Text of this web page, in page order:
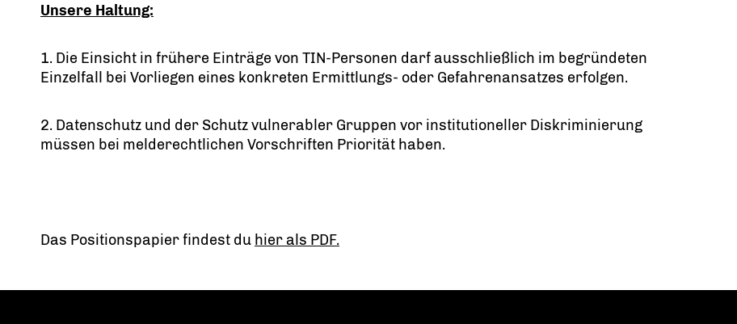
Unsere Haltung:
1. Die Einsicht in frühere Einträge von TIN-Personen darf ausschließlich im begründeten
Einzelfall bei Vorliegen eines konkreten Ermittlungs- oder Gefahrenansatzes erfolgen.
2. Datenschutz und der Schutz vulnerabler Gruppen vor institutioneller Diskriminierung
müssen bei melderechtlichen Vorschriften Priorität haben.
Das Positionspapier findest du hier als PDF.